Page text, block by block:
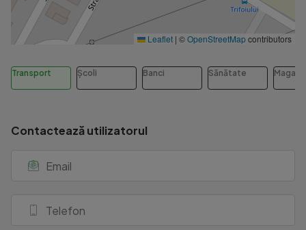
Leaflet | ©OpenStreetMapcontributors
Transport Școli Banci Sănătate
Contactează utilizatorul